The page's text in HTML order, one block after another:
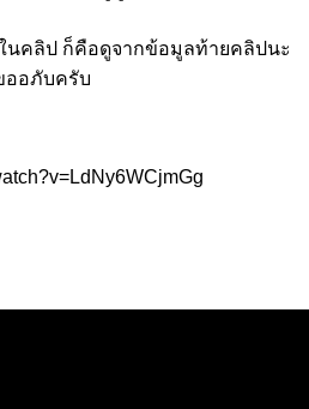
นคลิป ก็คือดูจากข้อมูลท้ายคลิปนะ
ออภับครับ